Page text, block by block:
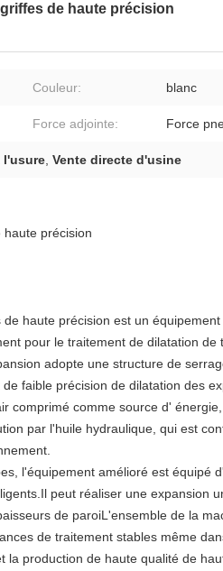
de haute précision
Couleur: blanc
Force adjointe: Force
l'usure, Vente directe d'usine
précision
haute précision est un
pour le traitement de dilatation de
adopte une structure de
faible précision de dilatation des
comprimé comme source d'
par l'huile hydraulique, qui est
l'équipement amélioré est équipé
peut réaliser une expansion
de paroiL'ensemble de la
de traitement stables même
production de haute qualité de